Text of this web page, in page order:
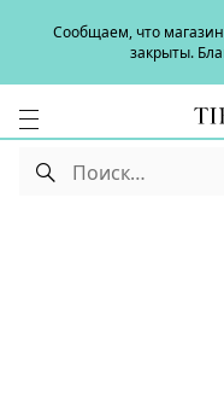
Сообщаем, что
закрыты.